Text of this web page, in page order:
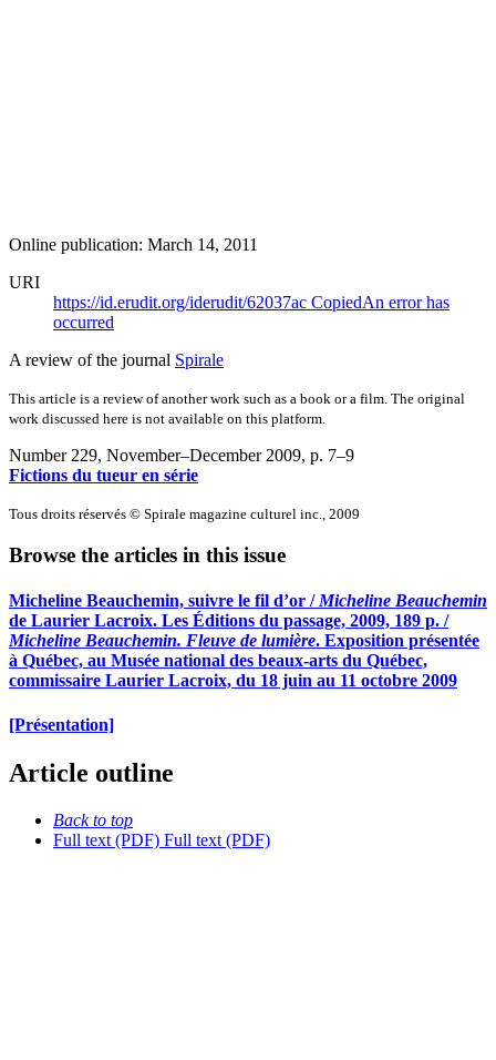
Online publication: March 14, 2011
URI
https://id.erudit.org/iderudit/62037ac CopiedAn error has
occurred
A review of the journal Spirale
This article is a review of another work such as a book or a film. The original
work discussed here is not available on this platform.
Number 229, November–December 2009, p. 7–9
Fictions du tueur en série
Tous droits réservés © Spirale magazine culturel inc., 2009
Browse the articles in this issue
Micheline Beauchemin, suivre le fil d’or /Micheline Beauchemin
de Laurier Lacroix. Les Éditions du passage, 2009, 189 p. /
Micheline Beauchemin. Fleuve de lumière. Exposition présentée
à Québec, au Musée national des beaux-arts du Québec,
commissaire Laurier Lacroix, du 18 juin au 11 octobre 2009
[Présentation]
Article outline
Back to top
Full text (PDF) Full text (PDF)